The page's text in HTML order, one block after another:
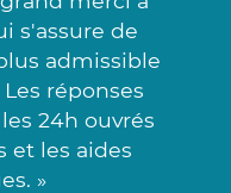
s'assure de
admissible
réponses
24h ouvrés
et les aides
»